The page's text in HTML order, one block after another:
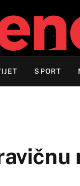
SPORT